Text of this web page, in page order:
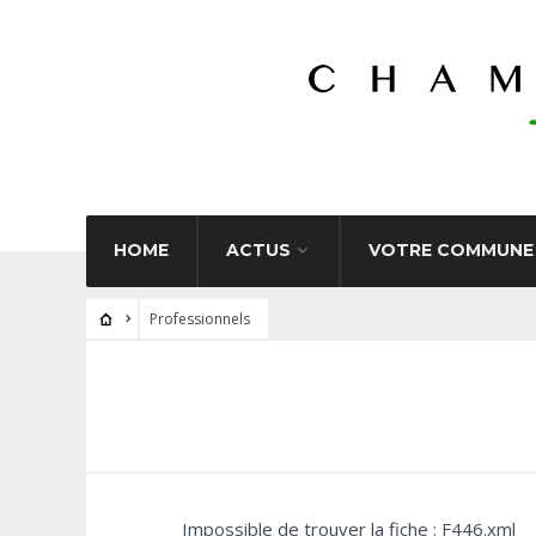
HOME ACTUS VOTRE COMMUNE
Professionnels
Impossible de trouver la fiche : F446.xml